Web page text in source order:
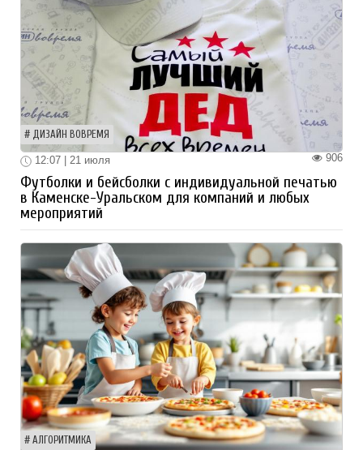
ДИЗАЙН ВОВРЕМЯ
906
12:07 | 21 июля
Футболки и бейсболки с индивидуальной печатью
в Каменске-Уральском для компаний и любых
мероприятий
АЛГОРИТМИКА